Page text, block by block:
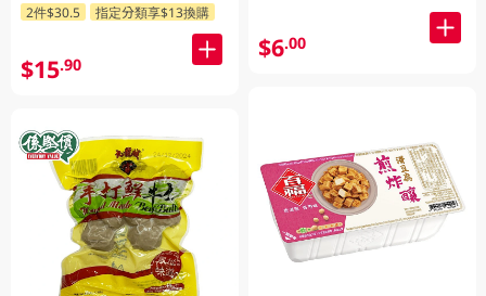
2件$30.5 指定分類享$13換購
$15.90
$6.00